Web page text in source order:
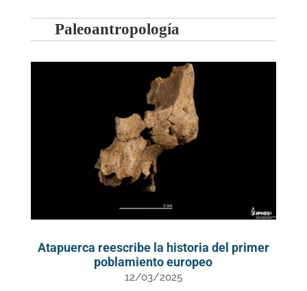
Paleoantropología
Atapuerca reescribe la historia del primer
poblamiento europeo
12/03/2025